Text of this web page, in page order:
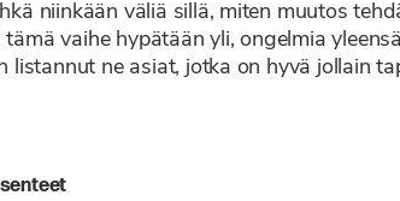
niinkään väliä sillä, miten muutos
tämä vaihe hypätään yli, ongelmia
listannut ne asiat, jotka on hyvä jollain